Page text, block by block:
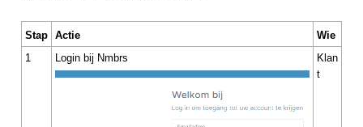
Stap Actie
Wie
1
Login bij Nmbrs
Klan
t